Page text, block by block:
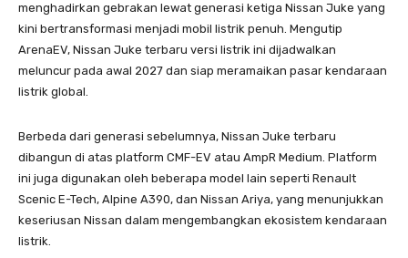
menghadirkan gebrakan lewat generasi ketiga Nissan Juke yang
kini bertransformasi menjadi mobil listrik penuh. Mengutip
ArenaEV, Nissan Juke terbaru versi listrik ini dijadwalkan
meluncur pada awal 2027 dan siap meramaikan pasar kendaraan
listrik global.
Berbeda dari generasi sebelumnya, Nissan Juke terbaru
dibangun di atas platform CMF-EV atau AmpR Medium. Platform
ini juga digunakan oleh beberapa model lain seperti Renault
Scenic E-Tech, Alpine A390, dan Nissan Ariya, yang menunjukkan
keseriusan Nissan dalam mengembangkan ekosistem kendaraan
listrik.